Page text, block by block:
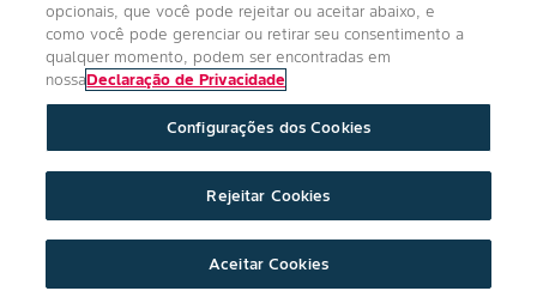
opcionais, que você pode rejeitar ou aceitar abaixo, e
como você pode gerenciar ou retirar seu consentimento a
qualquer momento, podem ser encontradas em
nossaDeclaração de Privacidade
Configurações dos Cookies
Rejeitar Cookies
Aceitar Cookies